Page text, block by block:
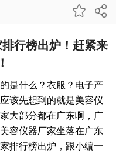
行榜出炉！赶紧来
是什么？衣服？电子产
该先想到的就是美容仪
大部分都在广东啊，广
容仪器厂家坐落在广东
排行榜出炉，跟小编一